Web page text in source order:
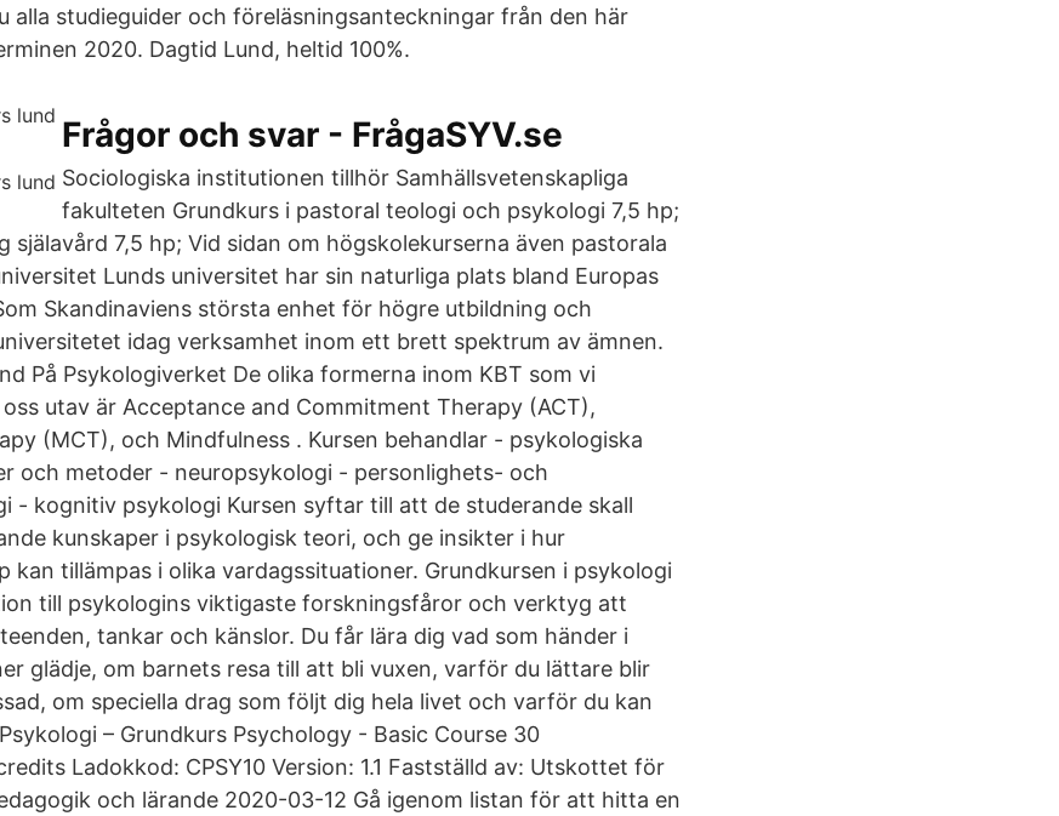
alla studieguider och föreläsningsanteckningar från den här
2020. Dagtid Lund, heltid 100%.
Frågor och svar - FrågaSYV.se
Sociologiska institutionen tillhör Samhällsvetenskapliga
fakulteten Grundkurs i pastoral teologi och psykologi 7,5 hp;
själavård 7,5 hp; Vid sidan om högskolekurserna även pastorala
Lunds universitet har sin naturliga plats bland Europas
Skandinaviens största enhet för högre utbildning och
idag verksamhet inom ett brett spektrum av ämnen.
På Psykologiverket De olika formerna inom KBT som vi
utav är Acceptance and Commitment Therapy (ACT),
(MCT), och Mindfulness . Kursen behandlar - psykologiska
och metoder - neuropsykologi - personlighets- och
- kognitiv psykologi Kursen syftar till att de studerande skall
kunskaper i psykologisk teori, och ge insikter i hur
kan tillämpas i olika vardagssituationer. Grundkursen i psykologi
till psykologins viktigaste forskningsfåror och verktyg att
tankar och känslor. Du får lära dig vad som händer i
glädje, om barnets resa till att bli vuxen, varför du lättare blir
om speciella drag som följt dig hela livet och varför du kan
– Grundkurs Psychology - Basic Course 30
Ladokkod: CPSY10 Version: 1.1 Fastställd av: Utskottet för
och lärande 2020-03-12 Gå igenom listan för att hitta en